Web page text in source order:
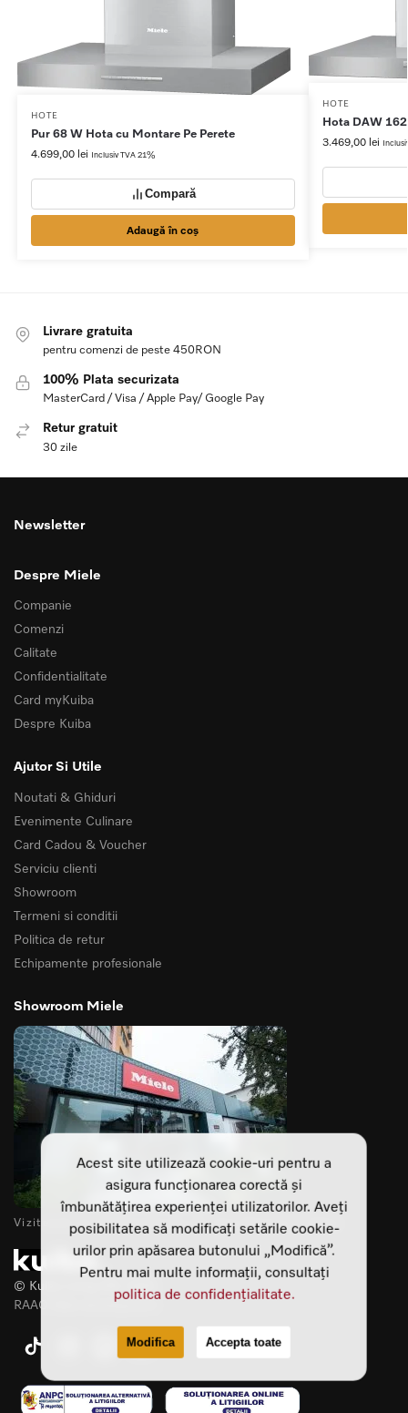
HOTE
Pur 68 W Hota cu Montare Pe Perete
4.699,00 lei Inclusiv TVA 21%
Compară
Adaugă în coș
HOTE
Hota DAW
3.469,00 lei
Livrare gratuita
pentru comenzi de peste 450RON
100% Plata securizata
MasterCard / Visa / Apple Pay/ Google Pay
Retur gratuit
30 zile
Newsletter
Despre Miele
Companie
Comenzi
Calitate
Confidentialitate
Card myKuiba
Despre Kuiba
Ajutor Si Utile
Noutati & Ghiduri
Evenimente Culinare
Card Cadou & Voucher
Serviciu clienti
Showroom
Termeni si conditii
Politica de retur
Echipamente profesionale
Showroom Miele
Vizitează-ne showroomurile din Cluj Napoca si Sibiu
© Kuiba Living SRL 2025
RAAO Web development
Acest site utilizează cookie-uri pentru a
asigura funcționarea corectă și
îmbunătățirea experienței utilizatorilor. Aveți
posibilitatea să modificați setările cookie-
urilor prin apăsarea butonului „Modifică”.
Pentru mai multe informații, consultați
politica de confidențialitate.
Modifica Accepta toate